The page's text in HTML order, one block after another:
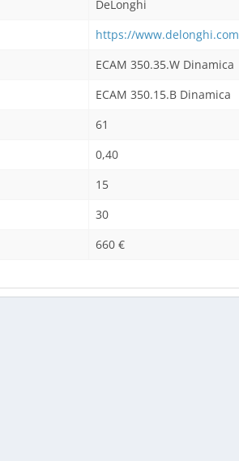
DeLonghi
https://www.delonghi.com
ECAM 350.35.W Dinamica
ECAM 350.15.B Dinamica
61
0,40
15
30
660 €